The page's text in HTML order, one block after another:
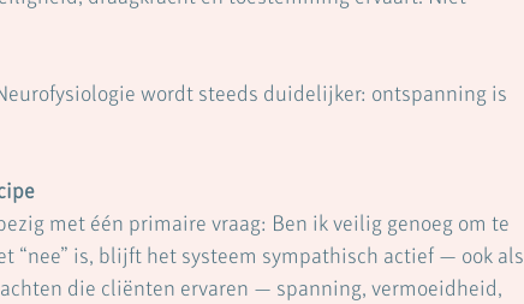
wordt steeds duidelijker: ontspanning is
met één primaire vraag: Ben ik veilig genoeg om te
“nee” is, blijft het systeem sympathisch actief — ook als
die cliënten ervaren — spanning, vermoeidheid,